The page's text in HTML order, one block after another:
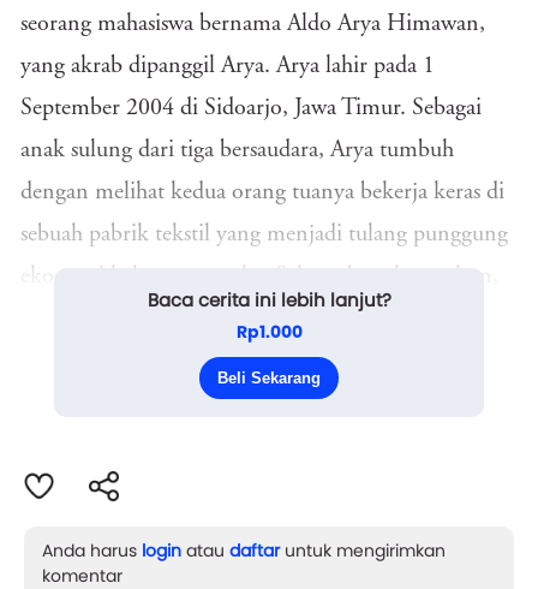
seorang mahasiswa bernama Aldo Arya Himawan,
yang akrab dipanggil Arya. Arya lahir pada 1
September 2004 di Sidoarjo, Jawa Timur. Sebagai
anak sulung dari tiga bersaudara, Arya tumbuh
dengan melihat kedua orang tuanya bekerja keras di
sebuah pabrik tekstil yang menjadi tulang punggung
Arya melihat bagaimana orang tuanya bekerja keras
dari pagi hingga malam untuk memastikan
Baca cerita ini lebih lanjut?
Rp1.000
Beli Sekarang
Anda harus login atau daftaruntuk mengirimkan
komentar